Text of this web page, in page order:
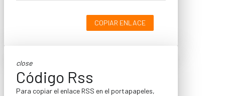
COPIAR ENLACE
close
Código Rss
Para copiar el enlace RSS en el portapapeles,